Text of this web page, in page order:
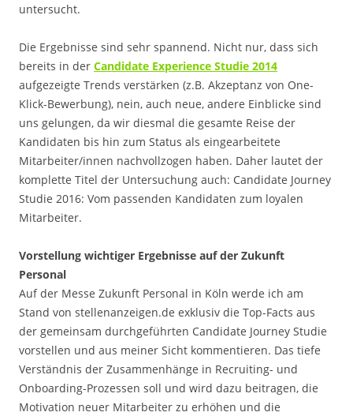
untersucht.
Die Ergebnisse sind sehr spannend. Nicht nur, dass sich
bereits in der Candidate Experience Studie 2014
aufgezeigte Trends verstärken (z.B. Akzeptanz von One-
Klick-Bewerbung), nein, auch neue, andere Einblicke sind
uns gelungen, da wir diesmal die gesamte Reise der
Kandidaten bis hin zum Status als eingearbeitete
Mitarbeiter/innen nachvollzogen haben. Daher lautet der
komplette Titel der Untersuchung auch: Candidate Journey
Studie 2016: Vom passenden Kandidaten zum loyalen
Mitarbeiter.
Vorstellung wichtiger Ergebnisse auf der Zukunft
Personal
Auf der Messe Zukunft Personal in Köln werde ich am
Stand von stellenanzeigen.de exklusiv die Top-Facts aus
der gemeinsam durchgeführten Candidate Journey Studie
vorstellen und aus meiner Sicht kommentieren. Das tiefe
Verständnis der Zusammenhänge in Recruiting- und
Onboarding-Prozessen soll und wird dazu beitragen, die
Motivation neuer Mitarbeiter zu erhöhen und die